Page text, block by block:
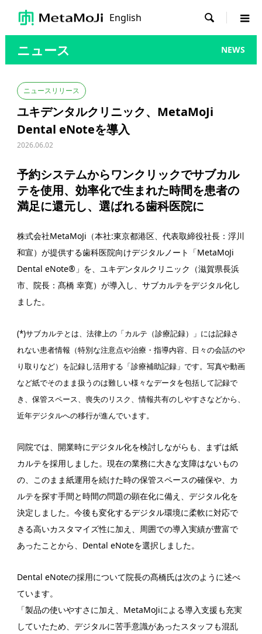
English 
ニュース NEWS
ニュースリリース
ユキデンタルクリニック、MetaMoJi
Dental eNoteを導入
2026.06.02
予約システムからワンクリックでサブカル
テを使用、効率化で生まれた時間を患者の
満足に還元し、選ばれる歯科医院に
株式会社MetaMoJi（本社:東京都港区、代表取締役社長：浮川
和宣）が提供する歯科医院向けデジタルノート「MetaMoJi
Dental eNote®」を、ユキデンタルクリニック（滋賀県長浜
市、院長：髙橋 幸寛）が導入し、サブカルテをデジタル化し
ました。
(*)サブカルテとは、法律上の「カルテ（診療記録）」には記録さ
れない患者情報（特別な注意点や治療・指導内容、日々の会話のや
り取りなど）を記録し活用する「診療補助記録」です。写真や動画
など紙でそのまま扱うのは難しい様々なデータを包括して記録で
き、保管スペース、喪失のリスク、情報共有のしやすさなどから、
近年デジタルへの移行が進んでいます。
同院では、開業時にデジタル化を検討しながらも、まずは紙
カルテを採用しました。現在の業務に大きな支障はないもの
の、このまま紙運用を続けた時の保管スペースの確保や、カ
ルテを探す手間と時間の問題の顕在化に備え、デジタル化を
決定しました。今後も変化するデジタル環境に柔軟に対応で
きる高いカスタマイズ性に加え、周囲での導入実績が豊富で
あったことから、Dental eNoteを選択しました。
Dental eNoteの採用について院長の髙橋氏は次のように述べ
ています。
「製品の使いやすさに加え、MetaMoJiによる導入支援も充実
していたため、デジタルに苦手意識があったスタッフも混乱